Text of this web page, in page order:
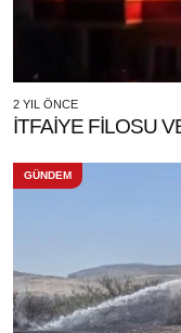
2 YIL ÖNCE
İTFAİYE FİLOSU
GÜNDEM